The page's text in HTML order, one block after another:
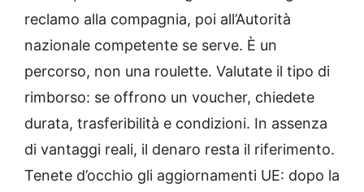
reclamo alla compagnia, poi all’Autorità
nazionale competente se serve. È un
percorso, non una roulette. Valutate il tipo di
rimborso: se offrono un voucher, chiedete
durata, trasferibilità e condizioni. In assenza
di vantaggi reali, il denaro resta il riferimento.
Tenete d’occhio gli aggiornamenti UE: dopo la